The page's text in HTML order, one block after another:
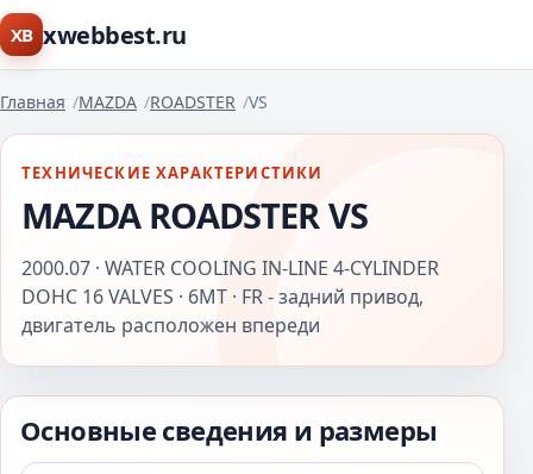
XB xwebbest.ru
Главная MAZDA ROADSTER VS
ТЕХНИЧЕСКИЕ ХАРАКТЕРИСТИКИ
MAZDA ROADSTER VS
2000.07 · WATER COOLING IN-LINE 4-CYLINDER
DOHC 16 VALVES · 6MT · FR - задний привод,
двигатель расположен впереди
Основные сведения и размеры